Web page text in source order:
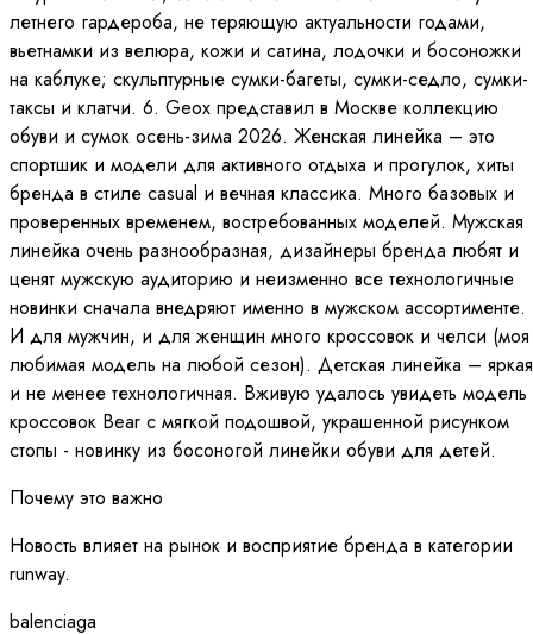
летнего гардероба, не теряющую актуальности годами,
вьетнамки из велюра, кожи и сатина, лодочки и босоножки
на каблуке; скульптурные сумки-багеты, сумки-седло, сумки-
таксы и клатчи. 6. Geox представил в Москве коллекцию
обуви и сумок осень-зима 2026. Женская линейка – это
спортшик и модели для активного отдыха и прогулок, хиты
бренда в стиле casual и вечная классика. Много базовых и
проверенных временем, востребованных моделей. Мужская
линейка очень разнообразная, дизайнеры бренда любят и
ценят мужскую аудиторию и неизменно все технологичные
новинки сначала внедряют именно в мужском ассортименте.
И для мужчин, и для женщин много кроссовок и челси (моя
любимая модель на любой сезон). Детская линейка – яркая
и не менее технологичная. Вживую удалось увидеть модель
кроссовок Bear с мягкой подошвой, украшенной рисунком
стопы - новинку из босоногой линейки обуви для детей.
Почему это важно
Новость влияет на рынок и восприятие бренда в категории
runway.
balenciaga